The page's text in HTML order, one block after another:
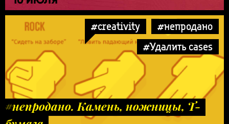
#creativity
#непродано
#Удалить cases
#непродано. Камень, ножницы, Т-